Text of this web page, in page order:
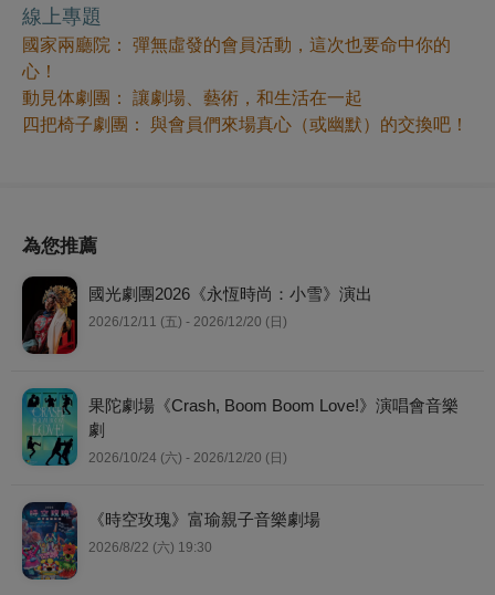
線上專題
國家兩廳院： 彈無虛發的會員活動，這次也要命中你的
心！
動見体劇團： 讓劇場、藝術，和生活在一起
四把椅子劇團： 與會員們來場真心（或幽默）的交換吧！
為您推薦
國光劇團2026《永恆時尚：小雪》演出
2026/12/11 (五) - 2026/12/20 (日)
果陀劇場《Crash, Boom Boom Love!》演唱會音樂
劇
2026/10/24 (六) - 2026/12/20 (日)
《時空玫瑰》富瑜親子音樂劇場
2026/8/22 (六) 19:30